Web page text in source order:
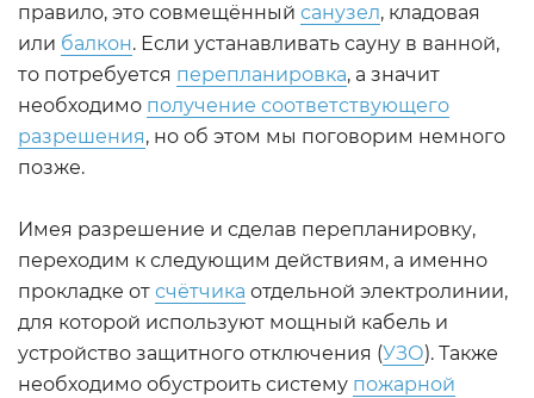
правило, это совмещённый санузел, кладовая
или балкон. Если устанавливать сауну в ванной,
то потребуется перепланировка, а значит
необходимо получение соответствующего
разрешения, но об этом мы поговорим немного
позже.
Имея разрешение и сделав перепланировку,
переходим к следующим действиям, а именно
прокладке от счётчика отдельной электролинии,
для которой используют мощный кабель и
устройство защитного отключения (УЗО). Также
необходимо обустроить систему пожарной